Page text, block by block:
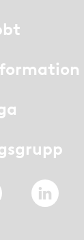
LinkedIn